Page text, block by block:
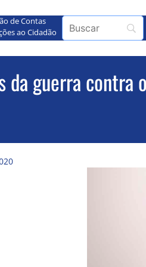
de Contas
ao Cidadão
da guerra contra